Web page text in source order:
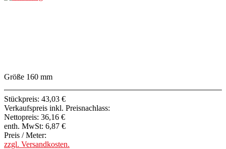
Größe 160 mm
Stückpreis: 43,03 €
Verkaufspreis inkl. Preisnachlass:
Nettopreis: 36,16 €
enth. MwSt: 6,87 €
Preis / Meter:
zzgl. Versandkosten.